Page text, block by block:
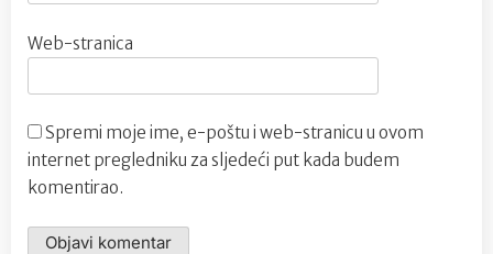
Web-stranica
Spremi moje ime, e-poštu i web-stranicu u ovom
internet pregledniku za sljedeći put kada budem
komentirao.